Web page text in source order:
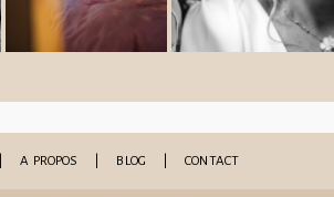
A PROPOS BLOG CONTACT